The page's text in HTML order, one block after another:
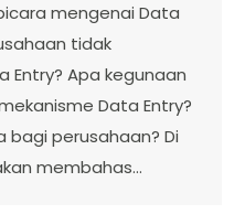
mengenai Data
tidak
Apa kegunaan
Data Entry?
bagi perusahaan? Di
membahas…